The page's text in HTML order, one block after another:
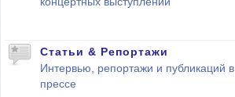
Статьи & Репортажи
Интервью, репортажи и публикаций в
прессе